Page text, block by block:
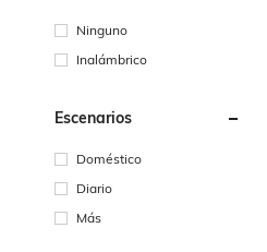
Ninguno
Inalámbrico
Escenarios
Doméstico
Diario
Más